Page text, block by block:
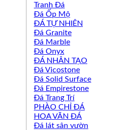
Tranh Đá
Đá Ốp Mộ
ĐÁ TỰ NHIÊN
Đá Granite
Đá Marble
Đá Onyx
ĐÁ NHÂN TẠO
Đá Vicostone
Đá Solid Surface
Đá Empirestone
Đá Trang Trí
PHÀO CHỈ ĐÁ
HOA VĂN ĐÁ
Đá lát sân vườn